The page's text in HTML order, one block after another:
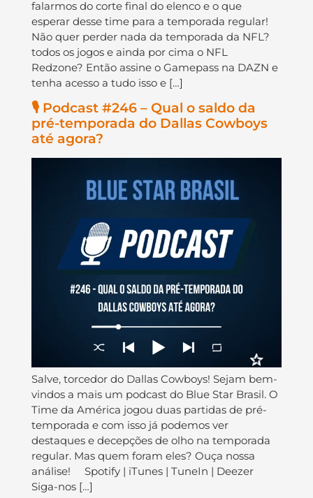
falarmos do corte final do elenco e o que
esperar desse time para a temporada regular!
Não quer perder nada da temporada da NFL?
todos os jogos e ainda por cima o NFL
Redzone? Então assine o Gamepass na DAZN e
tenha acesso a tudo isso e […]
🎙️ Podcast #246 – Qual o saldo da
pré-temporada do Dallas Cowboys
até agora?
Salve, torcedor do Dallas Cowboys! Sejam bem-
vindos a mais um podcast do Blue Star Brasil. O
Time da América jogou duas partidas de pré-
temporada e com isso já podemos ver
destaques e decepções de olho na temporada
regular. Mas quem foram eles? Ouça nossa
análise! Spotify | iTunes | TuneIn | Deezer
Siga-nos […]